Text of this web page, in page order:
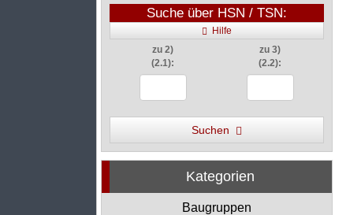
Suche über HSN / TSN:
Hilfe
zu 2)
(2.1):
zu 3)
(2.2):
Suchen
Kategorien
Baugruppen